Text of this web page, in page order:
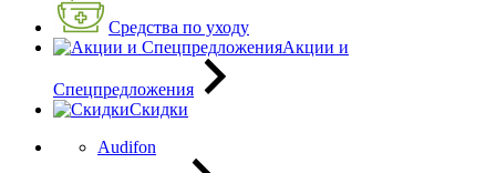
Средства по уходу
Акции и
Спецпредложения
Скидки
Audifon